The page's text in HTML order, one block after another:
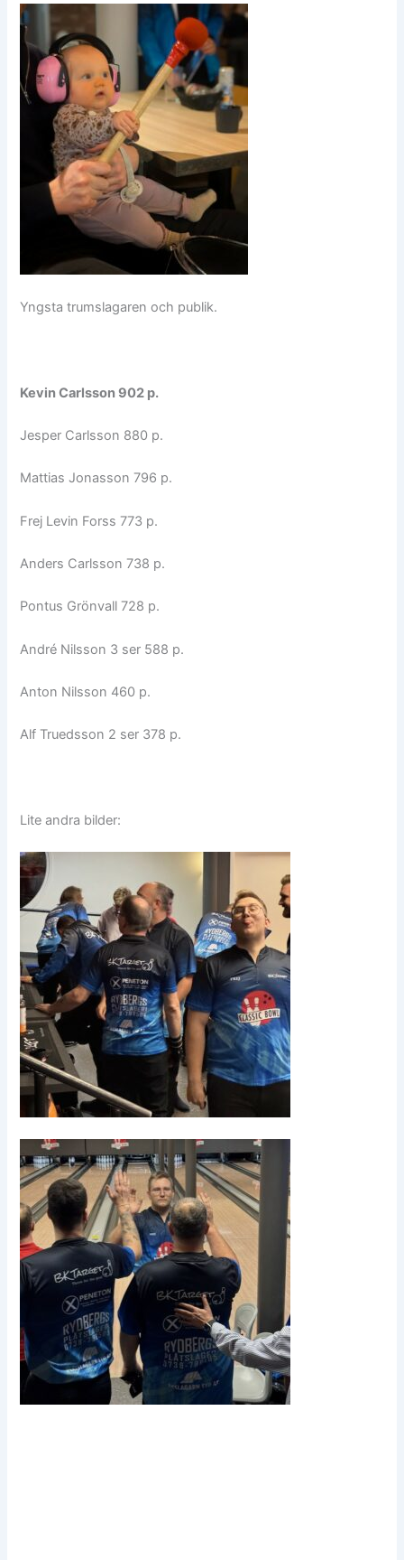
Yngsta trumslagaren och publik.
Kevin Carlsson 902 p.
Jesper Carlsson 880 p.
Mattias Jonasson 796 p.
Frej Levin Forss 773 p.
Anders Carlsson 738 p.
Pontus Grönvall 728 p.
André Nilsson 3 ser 588 p.
Anton Nilsson 460 p.
Alf Truedsson 2 ser 378 p.
Lite andra bilder: